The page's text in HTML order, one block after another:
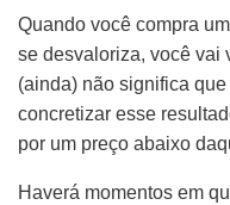
Quando você compra
se desvaloriza, você vai
(ainda) não significa
concretizar esse
por um preço abaixo
Haverá momentos em